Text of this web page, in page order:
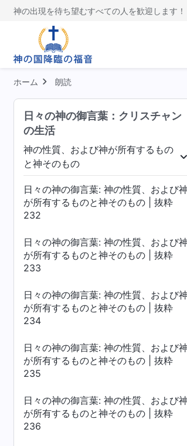
神の出現を待ち望むすべての人を歓迎します！
ホーム 朗読
日々の神の御言葉：クリスチャン
の生活
神の性質、および神が所有するもの
と神そのもの
識する 神の性質、および神が所
日々の神の御言葉: 神の性質、および神
が所有するものと神そのもの | 抜粋
232
日々の神の御言葉: 神の性質、および神
が所有するものと神そのもの | 抜粋
233
日々の神の御言葉: 神の性質、および神
が所有するものと神そのもの | 抜粋
234
日々の神の御言葉: 神の性質、および神
が所有するものと神そのもの | 抜粋
235
日々の神の御言葉: 神の性質、および神
が所有するものと神そのもの | 抜粋
236